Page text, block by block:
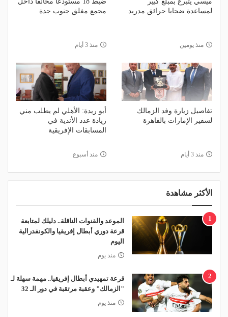
لمساعدة ضحايا حرائق مدريد
منذ يومين
مجمع مغلق جنوب جدة
منذ 3 أيام
تفاصيل زيارة وفد الزمالك
لسفير الإمارات بالقاهرة
منذ 3 أيام
أبو ريدة: الأهلي لم يطلب مني
زيادة عدد الأندية في
المسابقات الإفريقية
منذ أسبوع
الأكثر مشاهدة
1
الموعد والقنوات الناقلة.. دليلك لمتابعة
قرعة دوري أبطال إفريقيا والكونفدرالية
اليوم
منذ يوم
2
قرعة تمهيدي أبطال إفريقيا.. مهمة سهلة لـ
"الزمالك" وعقبة مرتقبة في دور الـ 32
منذ يوم